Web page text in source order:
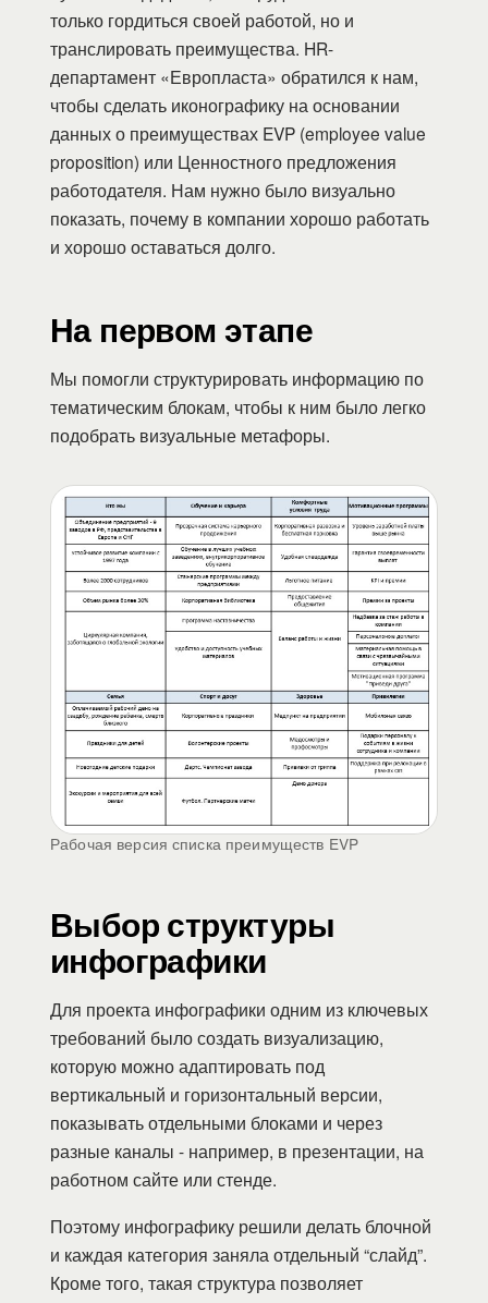
только гордиться своей работой, но и
транслировать преимущества. HR-
департамент «Европласта» обратился к нам,
чтобы сделать иконографику на основании
данных о преимуществах EVP (employee value
proposition) или Ценностного предложения
работодателя. Нам нужно было визуально
показать, почему в компании хорошо работать
и хорошо оставаться долго.
На первом этапе
Мы помогли структурировать информацию по
тематическим блокам, чтобы к ним было легко
подобрать визуальные метафоры.
Рабочая версия списка преимуществ EVP
Выбор структуры
инфографики
Для проекта инфографики одним из ключевых
требований было создать визуализацию,
которую можно адаптировать под
вертикальный и горизонтальный версии,
показывать отдельными блоками и через
разные каналы - например, в презентации, на
работном сайте или стенде.
Поэтому инфографику решили делать блочной
и каждая категория заняла отдельный “слайд”.
Кроме того, такая структура позволяет